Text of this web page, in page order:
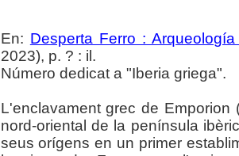
En: Desperta Ferro :
2023), p. ? : il.
Número dedicat a "Iberia griega".
L'enclavament grec de Emporion
nord-oriental de la península
seus orígens en un primer